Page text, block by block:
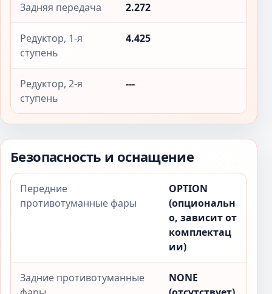
Задняя передача 2.272
Редуктор, 1-я
ступень
4.425
Редуктор, 2-я
ступень
---
Безопасность и оснащение
Передние
противотуманные фары
OPTION
(опциональн
о, зависит от
комплектац
ии)
Задние противотуманные
NONE